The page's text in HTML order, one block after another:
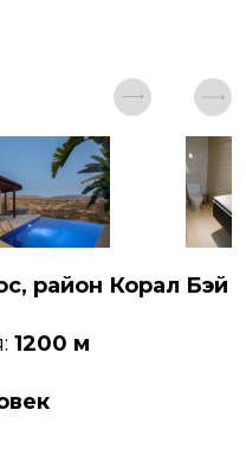
район Корал Бэй
1200 м